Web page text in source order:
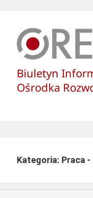
Biuletyn
Ośrodka
Kategoria: Praca